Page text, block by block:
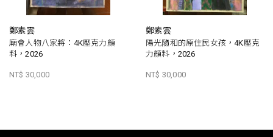
鄭素雲
廟會人物八家將：4K壓克力顏
料，2026
NT$ 30,000
鄭素雲
陽光隨和的原住民女孩，4K壓克
力顏料，2026
NT$ 30,000